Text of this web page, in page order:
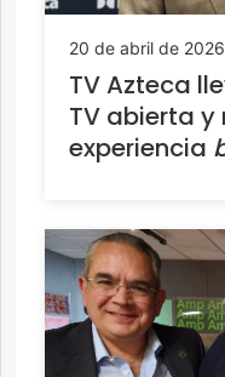
20 de abril de 2026
TV Azteca
TV abierta y
experiencia